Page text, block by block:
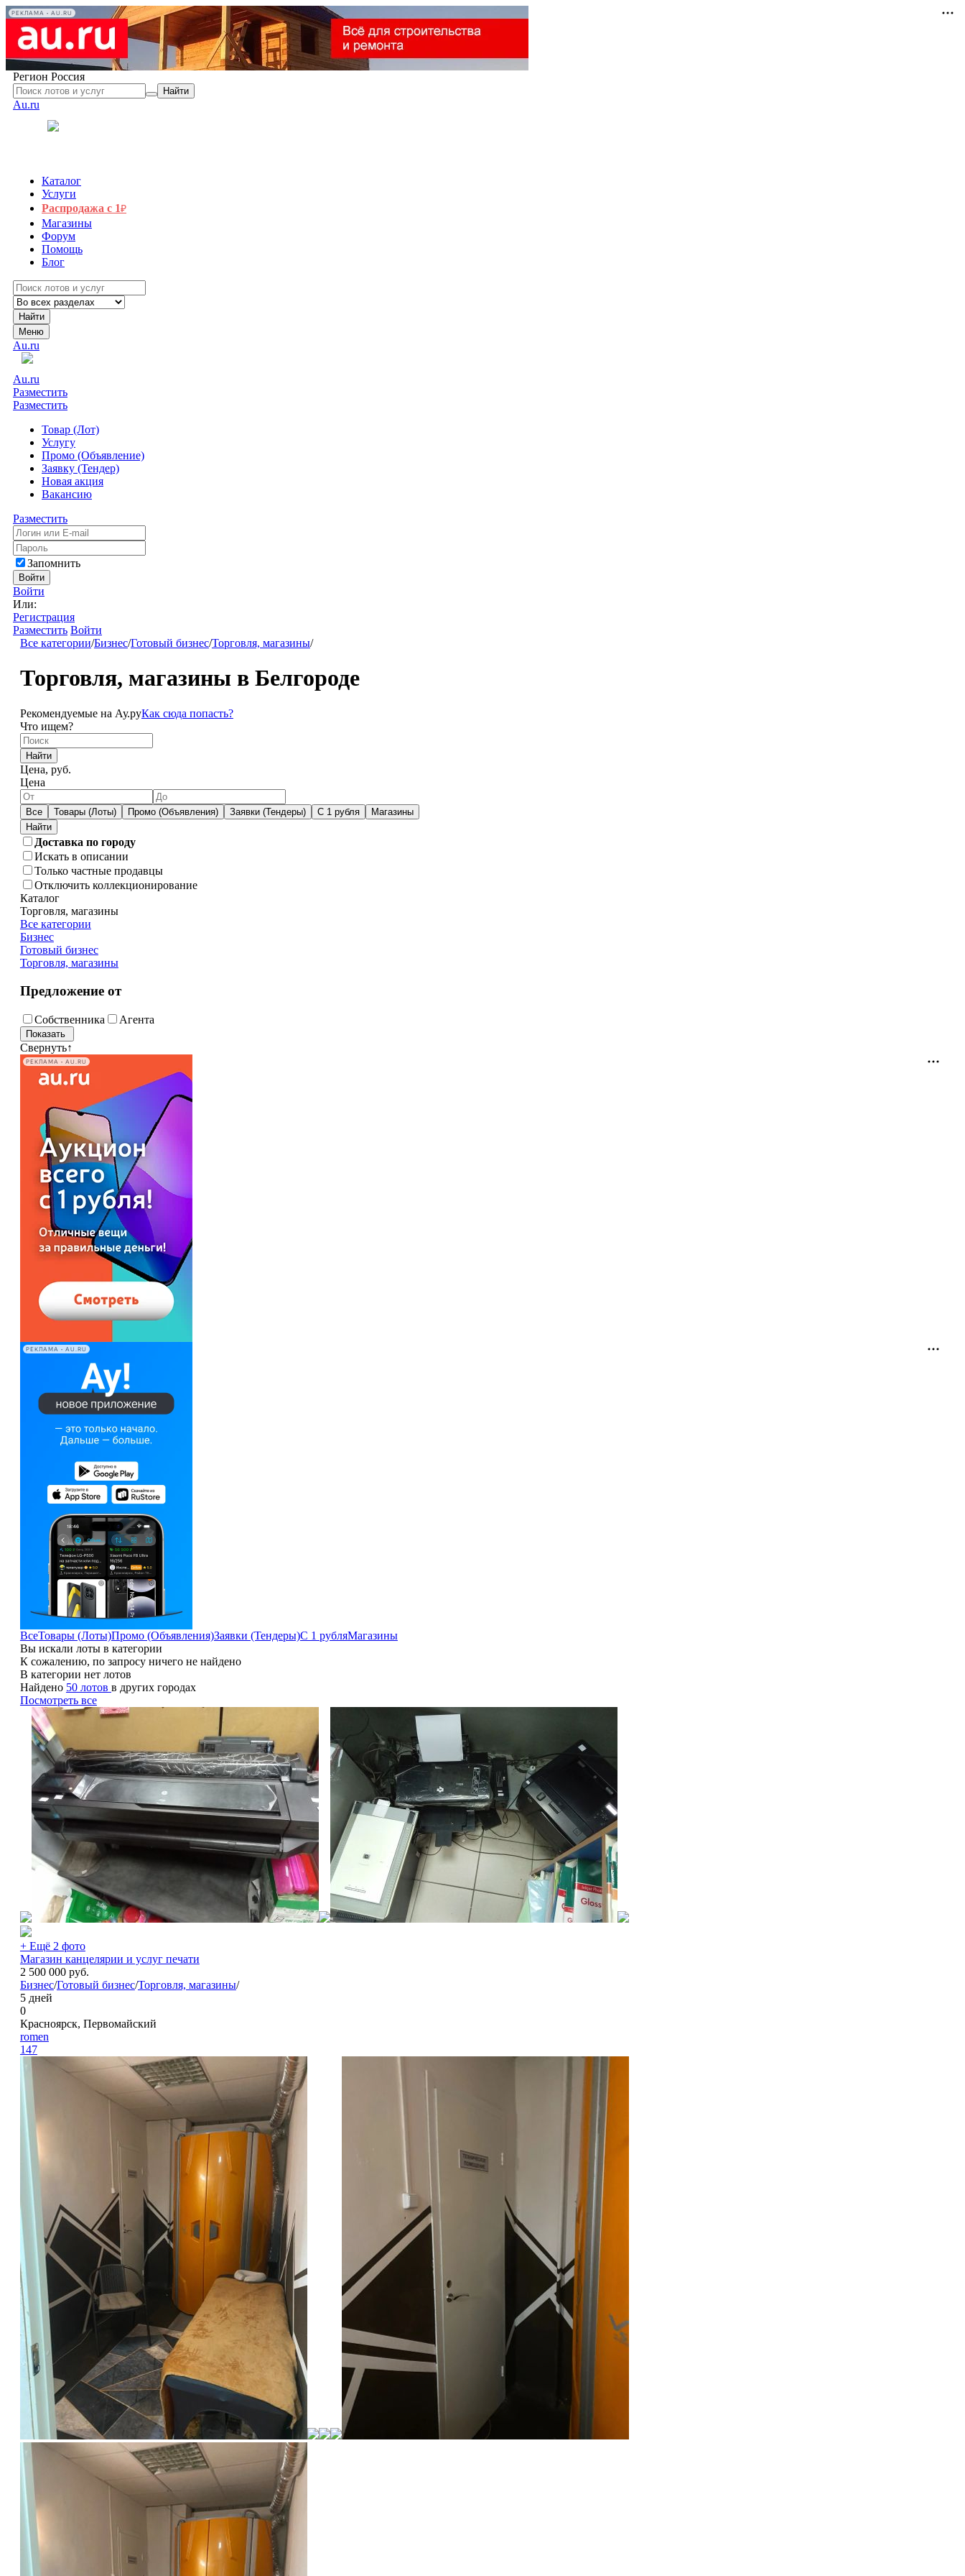
РЕКЛАМА • AU.RU
Регион Россия
Найти
Au.ru
Каталог
Услуги
Распродажа с 1₽
Магазины
Форум
Помощь
Блог
Найти
Меню
Au.ru
Au.ru
Разместить
Разместить
Товар (Лот)
Услугу
Промо (Объявление)
Заявку (Тендер)
Новая акция
Вакансию
Разместить
Запомнить
Войти
Войти
Или:
Регистрация
Разместить Войти
Все категории/Бизнес/Готовый бизнес/Торговля, магазины/
Торговля, магазины в Белгороде
Рекомендуемые на Ау.руКак сюда попасть?
Что ищем?
Найти
Цена, руб.
Цена
Все Товары (Лоты) Промо (Объявления) Заявки (Тендеры) С 1 рубля Магазины
Доставка по городу
Искать в описании
Только частные продавцы
Отключить коллекционирование
Каталог
Торговля, магазины
Все категории
Бизнес
Готовый бизнес
Торговля, магазины
Предложение от
Собственника Агента
Свернуть↑
РЕКЛАМА • AU.RU
РЕКЛАМА • AU.RU
ВсеТовары (Лоты)Промо (Объявления)Заявки (Тендеры)С 1 рубляМагазины
Вы искали лоты в категории
К сожалению, по запросу ничего не найдено
В категории нет лотов
Найдено 50 лотов в других городах
Посмотреть все
+ Ещё 2 фото
Магазин канцелярии и услуг печати
2 500 000 руб.
Бизнес/Готовый бизнес/Торговля, магазины/
5 дней
0
Красноярск, Первомайский
romen
147